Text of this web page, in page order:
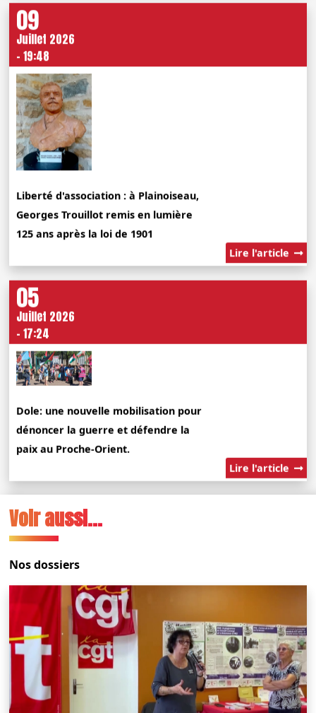
09
Juillet 2026
- 19:48
Liberté d'association : à Plainoiseau,
Georges Trouillot remis en lumière
125 ans après la loi de 1901
Lire l'article
05
Juillet 2026
- 17:24
Dole: une nouvelle mobilisation pour
dénoncer la guerre et défendre la
paix au Proche-Orient.
Lire l'article
Voir aussi...
Nos dossiers